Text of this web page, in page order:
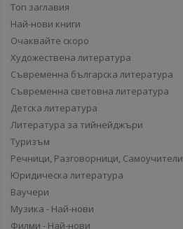
Топ заглавия
Най-нови книги
Очаквайте скоро
Художествена литература
Съвременна българска литература
Съвременна световна литература
Детска литература
Литература за тийнейджъри
Туризъм
Речници, Разговорници, Самоучители
Юридическа литература
Ваучери
Музика - Най-нови
Филми - Най-нови